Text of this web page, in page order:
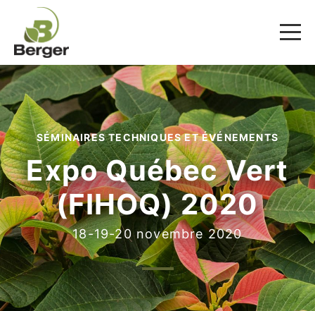
SÉMINAIRES TECHNIQUES ET ÉVÉNEMENTS
Expo Québec Vert
(FIHOQ) 2020
18-19-20 novembre 2020